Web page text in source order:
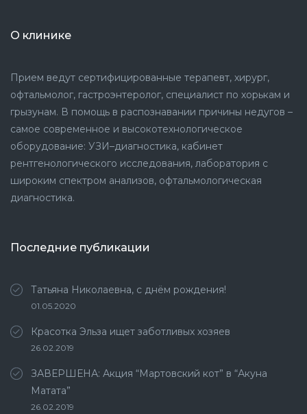
О клинике
Прием ведут сертифицированные терапевт, хирург,
офтальмолог, гастроэнтеролог, специалист по хорькам и
грызунам. В помощь в распознавании причины недугов –
самое современное и высокотехнологическое
оборудование: УЗИ–диагностика, кабинет
рентгенологического исследования, лаборатория с
широким спектром анализов, офтальмологическая
диагностика.
Последние публикации
Татьяна Николаевна, с днём рождения!
01.05.2020
Красотка Эльза ищет заботливых хозяев
26.02.2019
ЗАВЕРШЕНА: Акция “Мартовский кот” в “Акуна
Матата”
26.02.2019